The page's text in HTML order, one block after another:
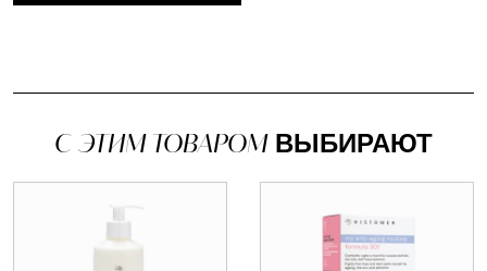
С ЭТИМ ТОВАРОМВЫБИРАЮТ